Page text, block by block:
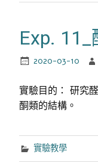
Exp. 11_
2020-03-10
實驗目的： 研究
酮類的結構。
實驗教學